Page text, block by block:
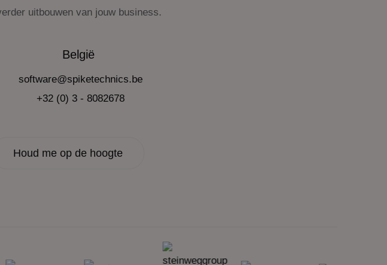
uitbouwen van jouw business.
België
software@spiketechnics.be
+32 (0) 3 - 8082678
Houd me op de hoogte